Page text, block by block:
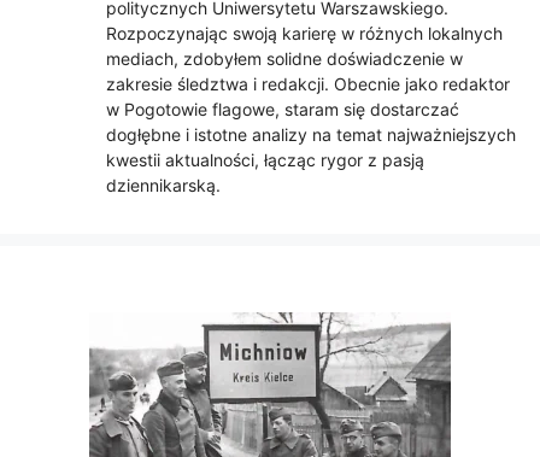
politycznych Uniwersytetu Warszawskiego.
Rozpoczynając swoją karierę w różnych lokalnych
mediach, zdobyłem solidne doświadczenie w
zakresie śledztwa i redakcji. Obecnie jako redaktor
w Pogotowie flagowe, staram się dostarczać
dogłębne i istotne analizy na temat najważniejszych
kwestii aktualności, łącząc rygor z pasją
dziennikarską.